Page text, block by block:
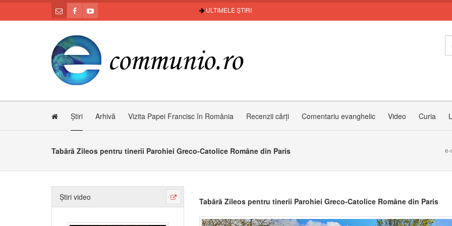
ULTIMELE ȘTIRI
Știri Arhivă Vizita Papei Francisc în România Recenzii cărți Comentariu evanghelic Video Curia
Tabără Zileos pentru tinerii Parohiei Greco-Catolice Române din Paris e-
Știri video Tabără Zileos pentru tinerii Parohiei Greco-Catolice Române din Paris